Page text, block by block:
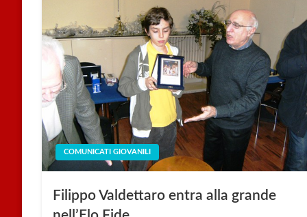
COMUNICATI GIOVANILI
Filippo Valdettaro entra alla grande